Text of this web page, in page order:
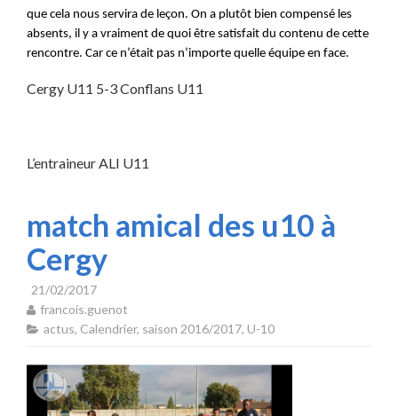
que cela nous servira de leçon. On a plutôt bien compensé les
absents, il y a vraiment de quoi être satisfait du contenu de cette
rencontre. Car ce n’était pas n’importe quelle équipe en face.
Cergy U11 5-3 Conflans U11
L’entraineur ALI U11
match amical des u10 à
Cergy
21/02/2017
francois.guenot
actus, Calendrier, saison 2016/2017, U-10